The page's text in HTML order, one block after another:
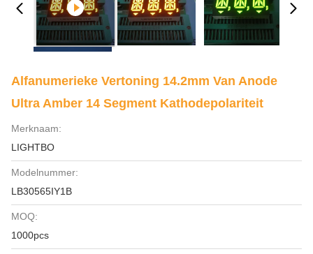
Alfanumerieke Vertoning 14.2mm Van Anode
Ultra Amber 14 Segment Kathodepolariteit
Merknaam:
LIGHTBO
Modelnummer:
LB30565IY1B
MOQ:
1000pcs